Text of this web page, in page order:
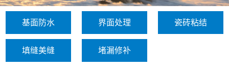
基面防水 界面处理 瓷砖粘结
填缝美缝 堵漏修补